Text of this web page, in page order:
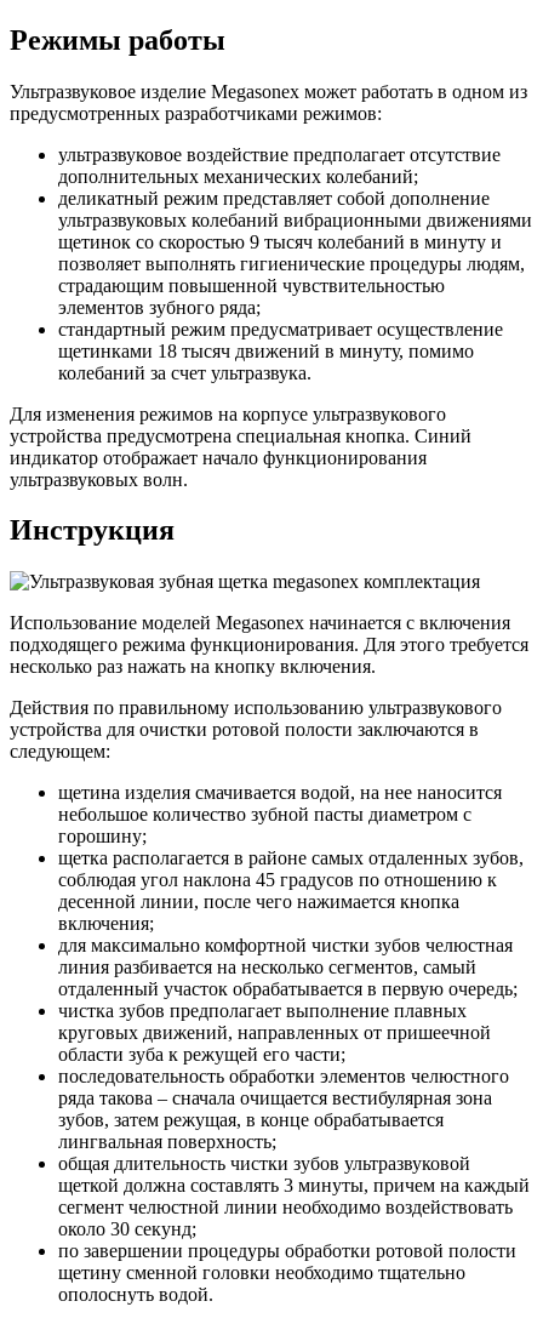
Режимы работы
Ультразвуковое изделие Megasonex может работать в одном из
предусмотренных разработчиками режимов:
ультразвуковое воздействие предполагает отсутствие
дополнительных механических колебаний;
деликатный режим представляет собой дополнение
ультразвуковых колебаний вибрационными движениями
щетинок со скоростью 9 тысяч колебаний в минуту и
позволяет выполнять гигиенические процедуры людям,
страдающим повышенной чувствительностью
элементов зубного ряда;
стандартный режим предусматривает осуществление
щетинками 18 тысяч движений в минуту, помимо
колебаний за счет ультразвука.
Для изменения режимов на корпусе ультразвукового
устройства предусмотрена специальная кнопка. Синий
индикатор отображает начало функционирования
ультразвуковых волн.
Инструкция
Использование моделей Megasonex начинается с включения
подходящего режима функционирования. Для этого требуется
несколько раз нажать на кнопку включения.
Действия по правильному использованию ультразвукового
устройства для очистки ротовой полости заключаются в
следующем:
щетина изделия смачивается водой, на нее наносится
небольшое количество зубной пасты диаметром с
горошину;
щетка располагается в районе самых отдаленных зубов,
соблюдая угол наклона 45 градусов по отношению к
десенной линии, после чего нажимается кнопка
включения;
для максимально комфортной чистки зубов челюстная
линия разбивается на несколько сегментов, самый
отдаленный участок обрабатывается в первую очередь;
чистка зубов предполагает выполнение плавных
круговых движений, направленных от пришеечной
области зуба к режущей его части;
последовательность обработки элементов челюстного
ряда такова – сначала очищается вестибулярная зона
зубов, затем режущая, в конце обрабатывается
лингвальная поверхность;
общая длительность чистки зубов ультразвуковой
щеткой должна составлять 3 минуты, причем на каждый
сегмент челюстной линии необходимо воздействовать
около 30 секунд;
по завершении процедуры обработки ротовой полости
щетину сменной головки необходимо тщательно
ополоснуть водой.